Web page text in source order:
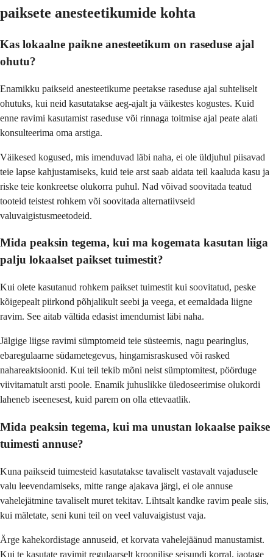
paiksete anesteetikumide kohta
Kas lokaalne paikne anesteetikum on raseduse ajal
ohutu?
Enamikku paikseid anesteetikume peetakse raseduse ajal suhteliselt
ohutuks, kui neid kasutatakse aeg-ajalt ja väikestes kogustes. Kuid
enne ravimi kasutamist raseduse või rinnaga toitmise ajal peate alati
konsulteerima oma arstiga.
Väikesed kogused, mis imenduvad läbi naha, ei ole üldjuhul piisavad
teie lapse kahjustamiseks, kuid teie arst saab aidata teil kaaluda kasu ja
riske teie konkreetse olukorra puhul. Nad võivad soovitada teatud
tooteid teistest rohkem või soovitada alternatiivseid
valuvaigistusmeetodeid.
Mida peaksin tegema, kui ma kogemata kasutan liiga
palju lokaalset paikset tuimestit?
Kui olete kasutanud rohkem paikset tuimestit kui soovitatud, peske
kõigepealt piirkond põhjalikult seebi ja veega, et eemaldada liigne
ravim. See aitab vältida edasist imendumist läbi naha.
Jälgige liigse ravimi sümptomeid teie süsteemis, nagu pearinglus,
ebaregulaarne südametegevus, hingamisraskused või rasked
nahareaktsioonid. Kui teil tekib mõni neist sümptomitest, pöörduge
viivitamatult arsti poole. Enamik juhuslikke üledoseerimise olukordi
laheneb iseenesest, kuid parem on olla ettevaatlik.
Mida peaksin tegema, kui ma unustan lokaalse paikse
tuimesti annuse?
Kuna paikseid tuimesteid kasutatakse tavaliselt vastavalt vajadusele
valu leevendamiseks, mitte range ajakava järgi, ei ole annuse
vahelejätmine tavaliselt muret tekitav. Lihtsalt kandke ravim peale siis,
kui mäletate, seni kuni teil on veel valuvaigistust vaja.
Ärge kahekordistage annuseid, et korvata vahelejäänud manustamist.
Kui te kasutate ravimit regulaarselt kroonilise seisundi korral, jaotage